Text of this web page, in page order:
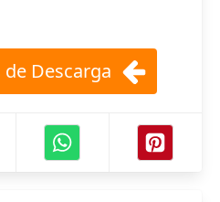
Descarga